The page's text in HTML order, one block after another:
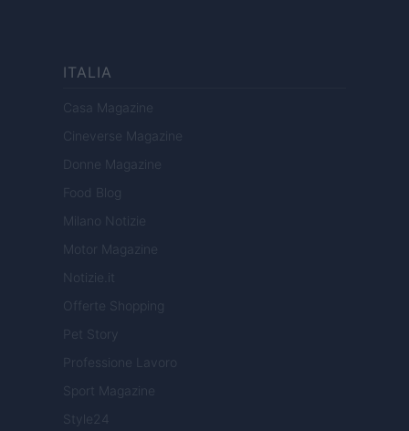
ITALIA
Casa Magazine
Cineverse Magazine
Donne Magazine
Food Blog
Milano Notizie
Motor Magazine
Notizie.it
Offerte Shopping
Pet Story
Professione Lavoro
Sport Magazine
Style24